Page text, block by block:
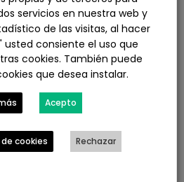
servicios en nuestra web y
de las visitas, al hacer
usted consiente el uso que
cookies. También puede
que desea instalar.
Acepto
cookies Rechazar